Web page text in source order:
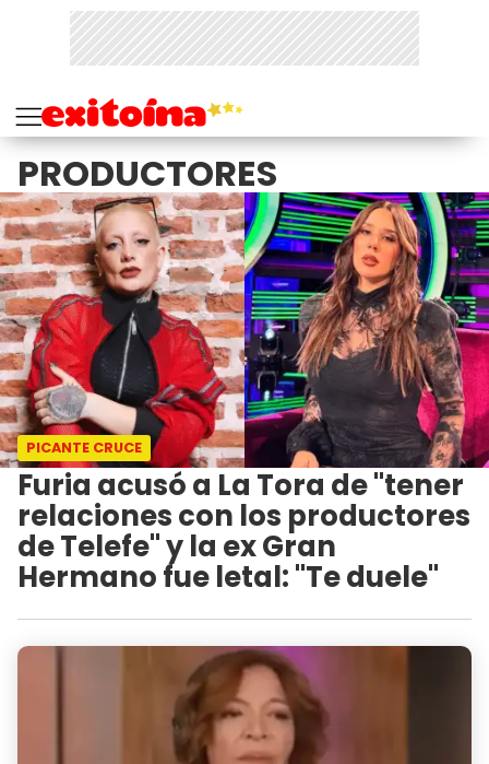
PRODUCTORES
PICANTE CRUCE
Furia acusó a La Tora de "tener
relaciones con los productores
de Telefe" y la ex Gran
Hermano fue letal: "Te duele"